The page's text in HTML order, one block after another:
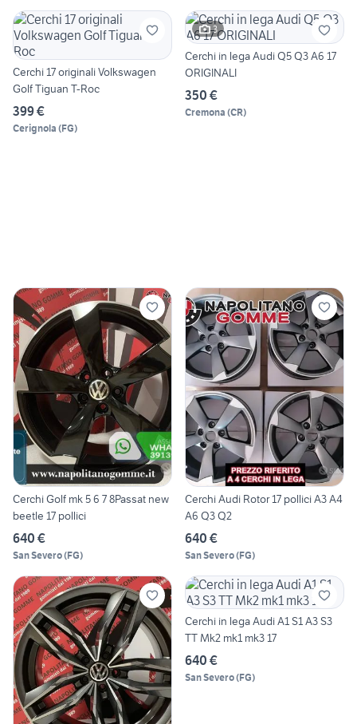
Cerchi 17 originali Volkswagen
Golf Tiguan T-Roc
399 €
Cerignola (FG)
3
Cerchi in lega Audi Q5 Q3 A6 17
ORIGINALI
350 €
Cremona (CR)
Cerchi Golf mk 5 6 7 8Passat new
beetle 17 pollici
640 €
San Severo(FG)
Cerchi Audi Rotor 17 pollici A3 A4
A6 Q3 Q2
640 €
San Severo(FG)
Cerchi in lega Audi A1 S1 A3 S3
TT Mk2 mk1 mk3 17
640 €
San Severo(FG)